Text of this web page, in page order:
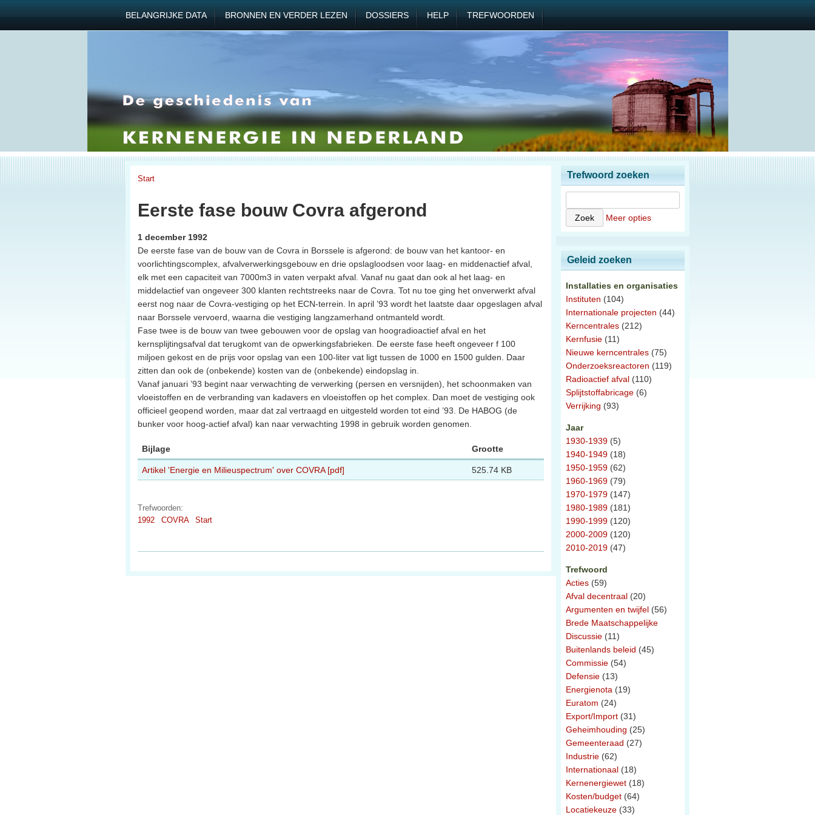
BELANGRIJKE DATA BRONNEN EN VERDER LEZEN DOSSIERS HELP TREFWOORDEN
Start
Eerste fase bouw Covra afgerond
1 december 1992
De eerste fase van de bouw van de Covra in Borssele is afgerond: de bouw van het kantoor- en
voorlichtingscomplex, afvalverwerkingsgebouw en drie opslagloodsen voor laag- en middenactief afval,
elk met een capaciteit van 7000m3 in vaten verpakt afval. Vanaf nu gaat dan ook al het laag- en
middelactief van ongeveer 300 klanten rechtstreeks naar de Covra. Tot nu toe ging het onverwerkt afval
eerst nog naar de Covra-vestiging op het ECN-terrein. In april ’93 wordt het laatste daar opgeslagen afval
naar Borssele vervoerd, waarna die vestiging langzamerhand ontmanteld wordt.
Fase twee is de bouw van twee gebouwen voor de opslag van hoogradioactief afval en het
kernsplijtingsafval dat terugkomt van de opwerkingsfabrieken. De eerste fase heeft ongeveer f 100
miljoen gekost en de prijs voor opslag van een 100-liter vat ligt tussen de 1000 en 1500 gulden. Daar
zitten dan ook de (onbekende) kosten van de (onbekende) eindopslag in.
Vanaf januari ’93 begint naar verwachting de verwerking (persen en versnijden), het schoonmaken van
vloeistoffen en de verbranding van kadavers en vloeistoffen op het complex. Dan moet de vestiging ook
officieel geopend worden, maar dat zal vertraagd en uitgesteld worden tot eind ’93. De HABOG (de
bunker voor hoog-actief afval) kan naar verwachting 1998 in gebruik worden genomen.
Bijlage Grootte
Artikel 'Energie en Milieuspectrum' over COVRA [pdf] 525.74 KB
Trefwoorden:
1992
COVRA Start
Trefwoord zoeken
Meer opties
Geleid zoeken
Installaties en organisaties
Instituten (104)
Internationale projecten (44)
Kerncentrales (212)
Kernfusie (11)
Nieuwe kerncentrales (75)
Onderzoeksreactoren (119)
Radioactief afval (110)
Splijtstoffabricage (6)
Verrijking (93)
Jaar
1930-1939 (5)
1940-1949 (18)
1950-1959 (62)
1960-1969 (79)
1970-1979 (147)
1980-1989 (181)
1990-1999 (120)
2000-2009 (120)
2010-2019 (47)
Trefwoord
Acties (59)
Afval decentraal (20)
Argumenten en twijfel (56)
Brede Maatschappelijke
Discussie (11)
Buitenlands beleid (45)
Commissie (54)
Defensie (13)
Energienota (19)
Euratom (24)
Export/Import (31)
Geheimhouding (25)
Gemeenteraad (27)
Industrie (62)
Internationaal (18)
Kernenergiewet (18)
Kosten/budget (64)
Locatiekeuze (33)